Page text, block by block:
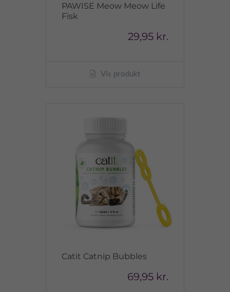
PAWISE Meow Meow Life
Fisk
29,95 kr.
Vis produkt
Catit Catnip Bubbles
69,95 kr.